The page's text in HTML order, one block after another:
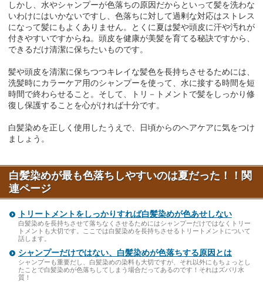
しかし、水やシャンプーが色落ちの原因だからといって髪を洗わな
いわけにはいかないですし、色落ちに対して過剰な対応はストレス
になって髪にもよくありません。とくに夏は髪や頭皮に汗や汚れが
付きやすいですからね。頭皮を健康が美髪を育てる秘訣ですから、
できるだけ清潔に保ちたいものです。
髪や頭皮を清潔に保ちつつキレイな髪色を長持ちさせるためには、
洗髪時にカラーケア用のシャンプーを使って、水に接する時間を短
時間で終わらせること。そして、トリ－トメントで髪をしっかり修
復し保護することを心がければ十分です。
白髪染めを正しく使用したうえで、日頃からのヘアケアに気をつけ
ましょう。
白髪染めが最も色落ちしやすいのは夏だった！！関
連ページ
トリートメントをしっかりすれば白髪染めが色あせしない
白髪染めを長持ちさせて落ちなくさせるためにはシャンプーだけではなくトリー
トメントも大切です。ここでは白髪染めを長持ちさせるトリートメントについて
話します。
シャンプーだけではない、白髪染めが色落ちする原因とは
シャンプーも重要だし、白髪染めの染料も大切ですが、それ以外にもちょっとし
たことで白髪染めが色落ちしてしまう場合だってあるのです！それはズバリ水
質！